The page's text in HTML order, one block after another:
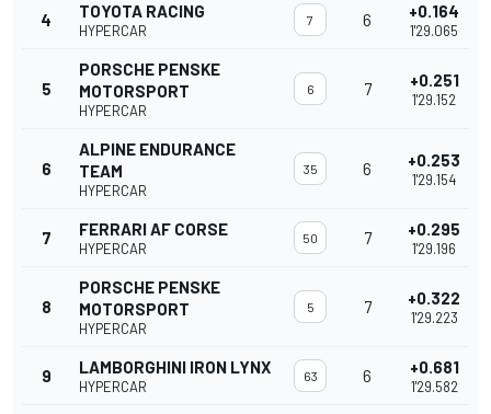
4 TOYOTA RACING
HYPERCAR
7 6 +0.164
1'29.065
5
PORSCHE PENSKE
MOTORSPORT
HYPERCAR
6 7 +0.251
1'29.152
6
ALPINE ENDURANCE
TEAM
HYPERCAR
35 6 +0.253
1'29.154
7 FERRARI AF CORSE
HYPERCAR
50 7 +0.295
1'29.196
8
PORSCHE PENSKE
MOTORSPORT
HYPERCAR
5 7 +0.322
1'29.223
9 LAMBORGHINI IRON LYNX
HYPERCAR
63 6 +0.681
1'29.582